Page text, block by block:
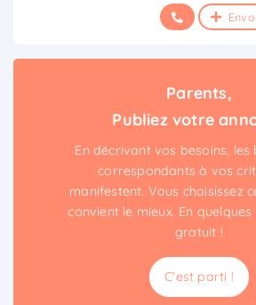
Parents,
Publiez votre
En décrivant vos besoins,
correspondants à vos
manifestent. Vous choisissez
convient le mieux. En quelques
gratuit !
C'est parti !